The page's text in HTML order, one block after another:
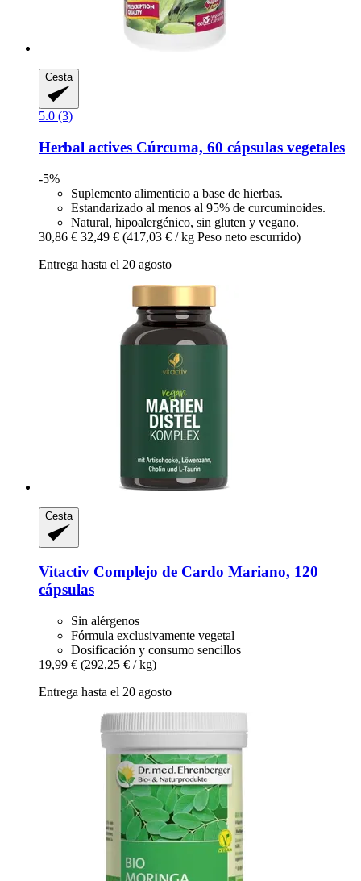
Cesta
5.0 (3)
Herbal actives Cúrcuma, 60 cápsulas vegetales
-5%
Suplemento alimenticio a base de hierbas.
Estandarizado al menos al 95% de curcuminoides.
Natural, hipoalergénico, sin gluten y vegano.
30,86 € 32,49 € (417,03 € / kg Peso neto escurrido)
Entrega hasta el 20 agosto
Cesta
Vitactiv Complejo de Cardo Mariano, 120
cápsulas
Sin alérgenos
Fórmula exclusivamente vegetal
Dosificación y consumo sencillos
19,99 € (292,25 € / kg)
Entrega hasta el 20 agosto